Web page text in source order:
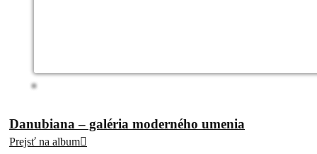
Danubiana – galéria moderného umenia
Prejsť na album